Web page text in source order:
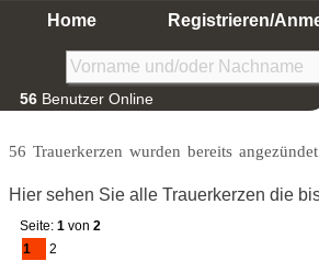
Home Registrieren/
56 Benutzer Online
56 Trauerkerzen wurden bereits
Hier sehen Sie alle Trauerkerzen die
Seite: 1 von 2
1
2